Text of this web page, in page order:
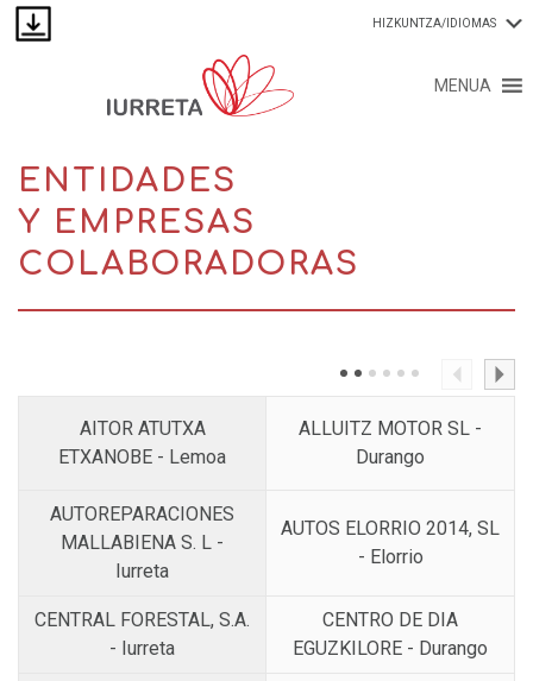
HIZKUNTZA/IDIOMAS
MENUA
ENTIDADES
Y EMPRESAS
COLABORADORAS
AITOR ATUTXA
ETXANOBE - Lemoa
ALLUITZ MOTOR SL -
Durango
AUTOREPARACIONES
MALLABIENA S. L -
Iurreta
AUTOS ELORRIO 2014, SL
- Elorrio
CENTRAL FORESTAL, S.A.
- Iurreta
CENTRO DE DIA
EGUZKILORE - Durango